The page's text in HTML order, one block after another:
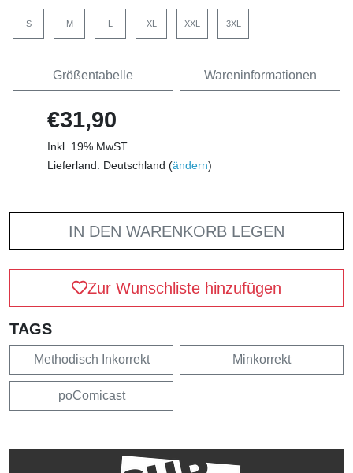
S M XL XXL 3XL
Größentabelle Wareninformationen
€31,90
Inkl. 19% MwST
Lieferland: Deutschland (ändern)
IN DEN WARENKORB LEGEN
Zur Wunschliste hinzufügen
TAGS
Methodisch Inkorrekt Minkorrekt
poComicast